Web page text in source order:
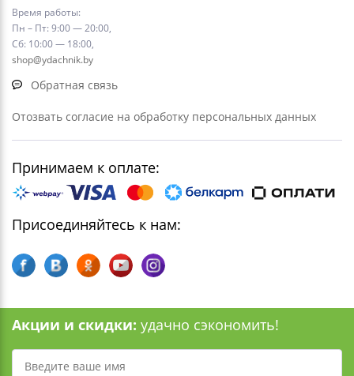
Время работы:
Пн – Пт: 9:00 — 20:00,
Сб: 10:00 — 18:00,
shop@ydachnik.by
Обратная связь
Отозвать согласие на обработку персональных данных
Принимаем к оплате:
Присоединяйтесь к нам:
Акции и скидки: удачно сэкономить!